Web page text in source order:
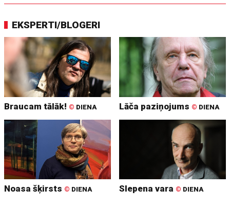
EKSPERTI/BLOGERI
Braucam tālāk! © DIENA Lāča paziņojums © DIENA
Noasa šķirsts © DIENA Slepena vara © DIENA